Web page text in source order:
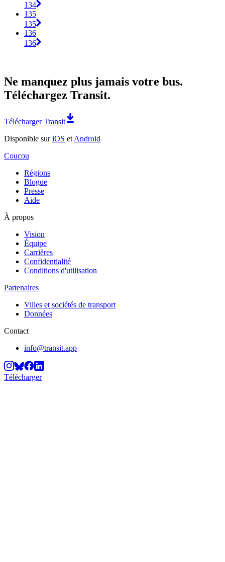
134
135
135
136
136
Ne manquez plus jamais votre bus.
Téléchargez Transit.
Télécharger Transit
Disponible suriOS et Android
Coucou
Régions
Blogue
Presse
Aide
À propos
Vision
Équipe
Carrières
Confidentialité
Conditions d'utilisation
Partenaires
Villes et sociétés de transport
Données
Contact
info@transit.app
Télécharger